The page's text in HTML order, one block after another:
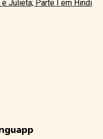
e Julieta; Parte I em Hindi